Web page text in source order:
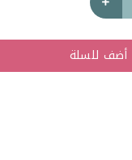
أضف للسلة